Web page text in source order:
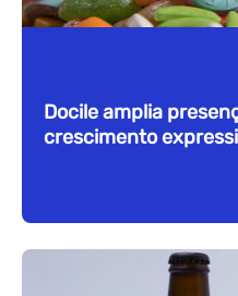
Docile amplia
crescimento